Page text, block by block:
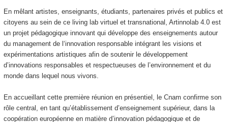
En mêlant artistes, enseignants, étudiants, partenaires privés et publics et
citoyens au sein de ce living lab virtuel et transnational, Artinnolab 4.0 est
un projet pédagogique innovant qui développe des enseignements autour
du management de l‘innovation responsable intégrant les visions et
expérimentations artistiques afin de soutenir le développement
d’innovations responsables et respectueuses de l’environnement et du
monde dans lequel nous vivons.
En accueillant cette première réunion en présentiel, le Cnam confirme son
rôle central, en tant qu’établissement d’enseignement supérieur, dans la
coopération européenne en matière d’innovation pédagogique et de